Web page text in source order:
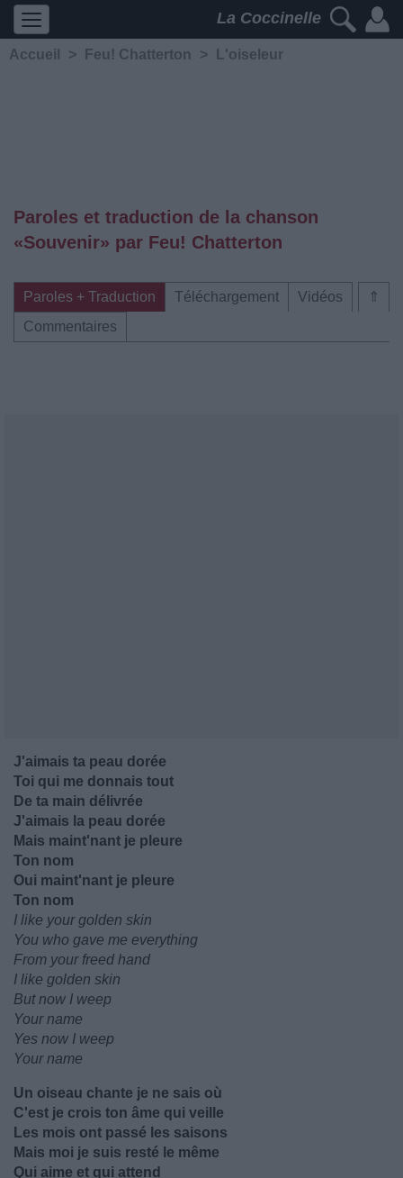
La Coccinelle
Accueil > Feu! Chatterton > L'oiseleur
Paroles et traduction de la chanson
«Souvenir» par Feu! Chatterton
⇑
Paroles + Traduction Téléchargement
Vidéos
Commentaires
J'aimais ta peau dorée
Toi qui me donnais tout
De ta main délivrée
J'aimais la peau dorée
Mais maint'nant je pleure
Ton nom
Oui maint'nant je pleure
Ton nom
I like your golden skin
You who gave me everything
From your freed hand
I like golden skin
But now I weep
Your name
Yes now I weep
Your name
Un oiseau chante je ne sais où
C'est je crois ton âme qui veille
Les mois ont passé les saisons
Mais moi je suis resté le même
Qui aime et qui attend